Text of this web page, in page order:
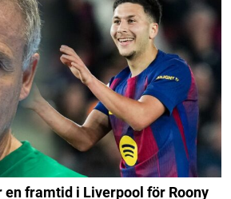
en framtid i Liverpool för Roony